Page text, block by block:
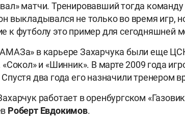
матчи. Тренировавший тогда команду
выкладывался не только во время игр,
к футболу это пример для сегодняшней
в карьере Захарчука были еще
и «Шинник». В марте 2009 года
два года его назначили тренером
работает в оренбургском
Роберт Евдокимов.